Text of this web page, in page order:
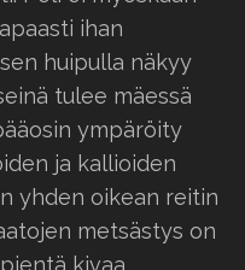
ihan
huipulla näkyy
tulee mäessä
ympäröity
ja kallioiden
yhden oikean reitin
metsästys on